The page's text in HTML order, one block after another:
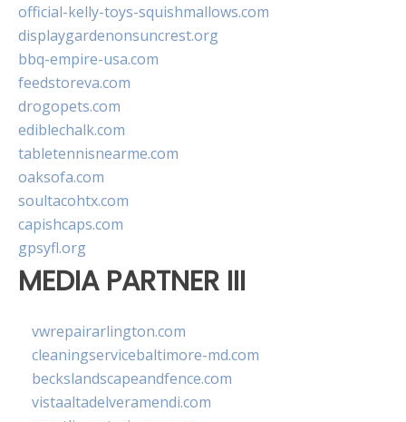
official-kelly-toys-squishmallows.com
displaygardenonsuncrest.org
bbq-empire-usa.com
feedstoreva.com
drogopets.com
ediblechalk.com
tabletennisnearme.com
oaksofa.com
soultacohtx.com
capishcaps.com
gpsyfl.org
MEDIA PARTNER III
vwrepairarlington.com
cleaningservicebaltimore-md.com
beckslandscapeandfence.com
vistaaltadelveramendi.com